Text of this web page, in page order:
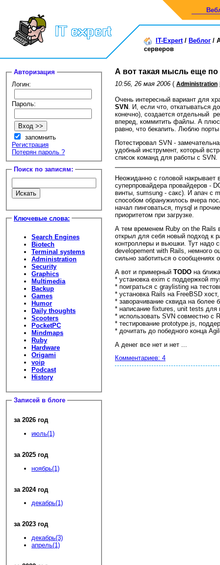
IT-Expert/ Веблог /
серверов
Авторизация
Логин:
Пароль:
запомнить
Регистрация
Потерян пароль ?
Поиск по записям:
Ключевые слова:
Search Engines
Biotech
Terminal systems
Administration
Security
Graphics
Multimedia
Backup
Games
Humor
Daily thoughts
Scooters
PocketPC
Mindmaps
Ruby
Hardware
Origami
voip
Podcast
History
Записей в блоге
за 2026 год
июль(1)
за 2025 год
ноябрь(1)
за 2024 год
декабрь(1)
за 2023 год
декабрь(3)
апрель(1)
А вот такая мысль еще
10:56, 26 мая 2006 ( Administration
Очень интересный вариант для
SVN
. И, если что, откатываться
конечно), создается отдельный
вперед, коммитить файлы. А
равно, что бекапить. Люблю
Потестировал SVN -
удобный инструмент, который
список команд для работы с SVN.
Неожиданно с головой
суперпровайдера провайдеров -
винты, sumsung - сакс). И апач с
способом обранужилось вчера
начал пинговаться, mysql и
приоритетом при загрузке.
А тем временем Ruby on the Rails
открыл для себя новый подход к
контроллеры и вьюшки. Тут надо
developement with Rails, немного
сильно заботиться о сообщениях
А вот и примерный TODO на
* установка exim с поддержкой
* поиграться с graylisting на
* установка Rails на FreeBSD
* заворачивание сквида на более
* написание fixtures, unit tests для
* использовать SVN совместно с
* тестирование prototype.js,
* дочитать до победного конца
А денег все нет и нет ...
Комментариев: 4